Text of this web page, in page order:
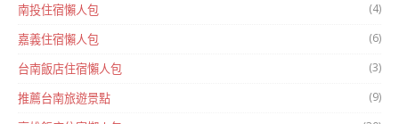
南投住宿懶人包 (4)
嘉義住宿懶人包 (6)
台南飯店住宿懶人包 (3)
推薦台南旅遊景點 (9)